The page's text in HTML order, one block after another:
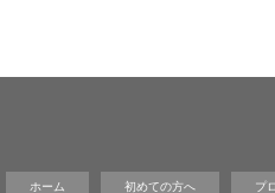
ホーム 初めての方へ プ